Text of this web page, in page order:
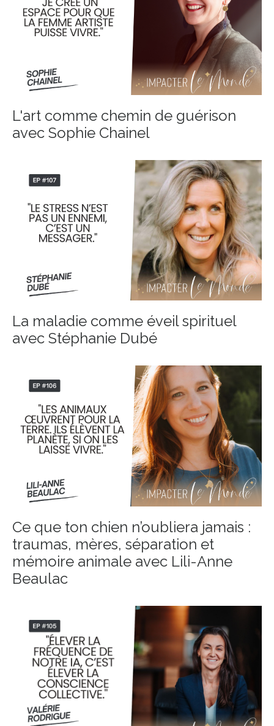
L'art comme chemin de guérison
avec Sophie Chainel
La maladie comme éveil spirituel
avec Stéphanie Dubé
Ce que ton chien n’oubliera jamais :
traumas, mères, séparation et
mémoire animale avec Lili-Anne
Beaulac